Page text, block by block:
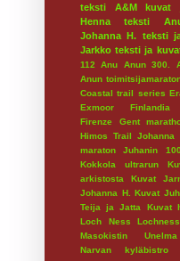
teksti A&M
kuvat
Henna
teksti
Johanna H. teksti
Jarkko teksti ja
112 Anu Anun 300.
Anun
Coastal trail series
Exmoor
Finlandia
Firenze
Gent
Himos Trail
Johanna
maraton
Juhanin 100.
Kokkola ultrarun
arkistosta
Kuvat
Johanna H.
Kuvat
Teija ja Jatta
Kuvat
Loch Ness
Masokistin Unelma
Narvan kyläbistro